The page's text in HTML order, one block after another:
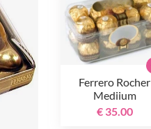
Ferrero Rocher
Mediium
€ 35.00